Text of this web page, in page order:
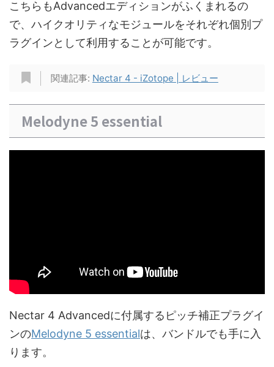
こちらもAdvancedエディションがふくまれるの
で、ハイクオリティなモジュールをそれぞれ個別プ
ラグインとして利用することが可能です。
関連記事: Nectar 4 - iZotope | レビュー
Melodyne 5 essential
Nectar 4 Advancedに付属するピッチ補正プラグイ
ンのMelodyne 5 essentialは、バンドルでも手に入
ります。